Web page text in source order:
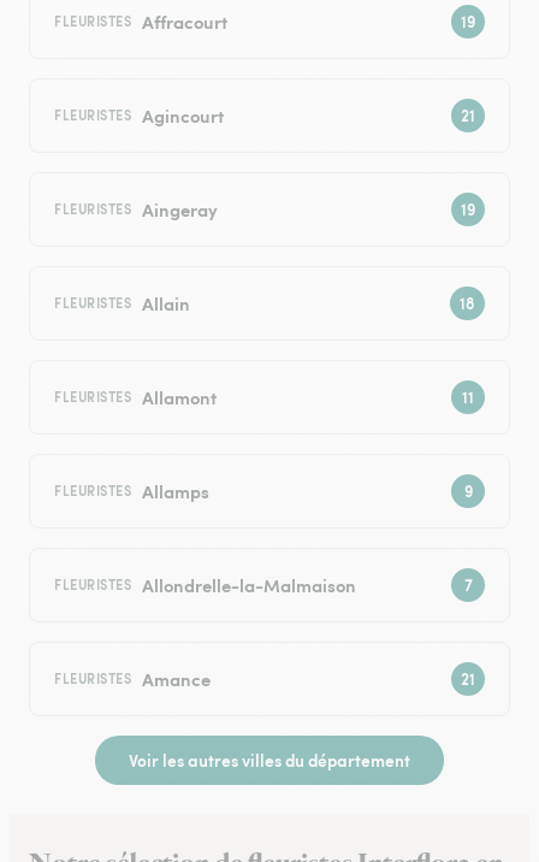
FLEURISTES Affracourt
FLEURISTES Agincourt
FLEURISTES Aingeray
FLEURISTES Allain
FLEURISTES Allamont
FLEURISTES Allamps
FLEURISTES Allondrelle-la-Malmaison
FLEURISTES Amance
Voir les autres villes du département